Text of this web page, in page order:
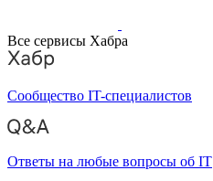
Все сервисы Хабра
Сообщество IT-специалистов
Ответы на любые вопросы об IT